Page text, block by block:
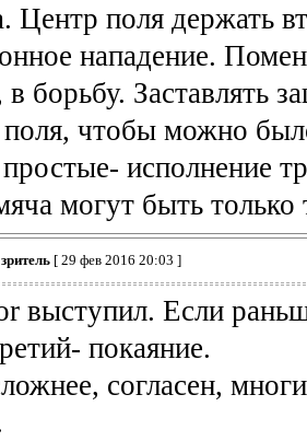
Центр поля держать
нападение.
в борьбу. Заставлять
поля, чтобы можно
исполнение
могут быть только
зpитель[ 29 фев 2016 20:03 ]
выступил. Если
покаяние.
согласен,